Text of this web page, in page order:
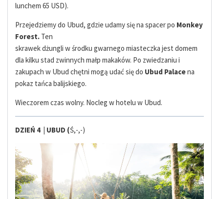
lunchem 65 USD).
Przejedziemy do Ubud, gdzie udamy się na spacer po Monkey
Forest. Ten
skrawek dżungli w środku gwarnego miasteczka jest domem
dla kilku stad zwinnych małp makaków. Po zwiedzaniu i
zakupach w Ubud chętni mogą udać się do Ubud Palacena
pokaz tańca balijskiego.
Wieczorem czas wolny. Nocleg w hotelu w Ubud.
DZIEŃ 4 | UBUD (Ś,-,-)